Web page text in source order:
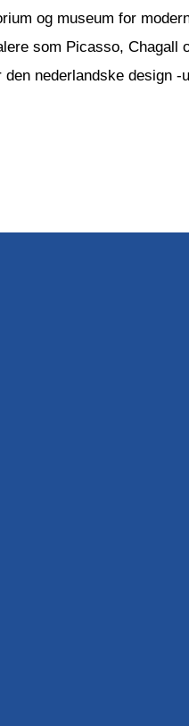
og museum for
som Picasso, Chagall
nederlandske design